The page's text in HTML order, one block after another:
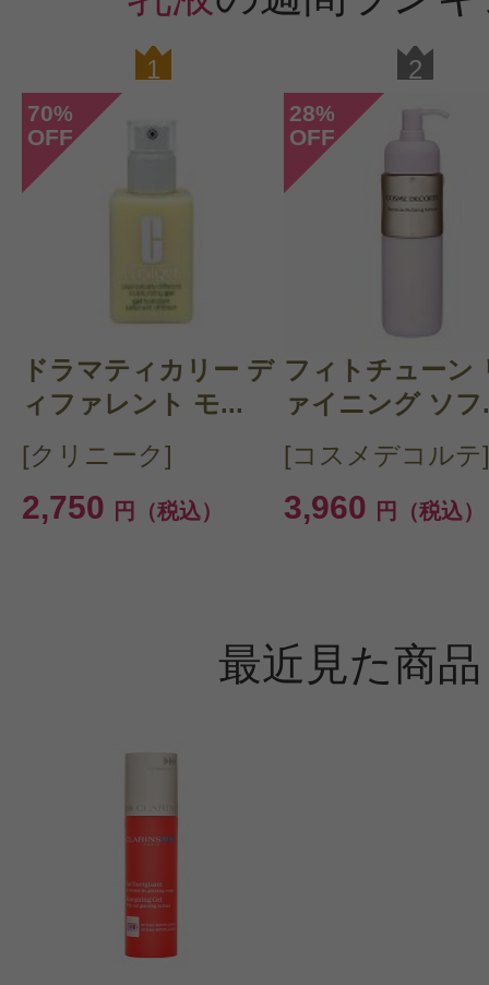
1
70%
OFF
ドラマティカリー デ
ィファレント モ...
[クリニーク]
2,750 円（税込）
2
28%
OFF
フィトチューン
ァイニング ソフ
[コスメデコルテ]
3,960 円（税込）
最近見た商品